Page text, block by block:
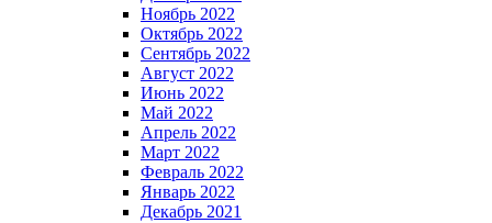
Ноябрь 2022
Октябрь 2022
Сентябрь 2022
Август 2022
Июнь 2022
Май 2022
Апрель 2022
Март 2022
Февраль 2022
Январь 2022
Декабрь 2021